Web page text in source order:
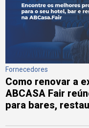
Fornecedores
Como renovar a
ABCASA Fair
para bares,